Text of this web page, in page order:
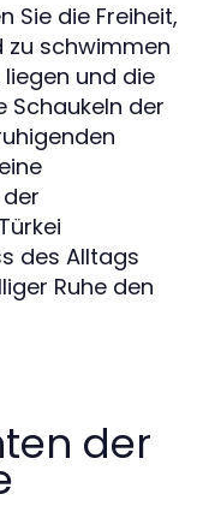
Sie die Freiheit,
zu schwimmen
und die
Schaukeln der
des Alltags
Ruhe den
der